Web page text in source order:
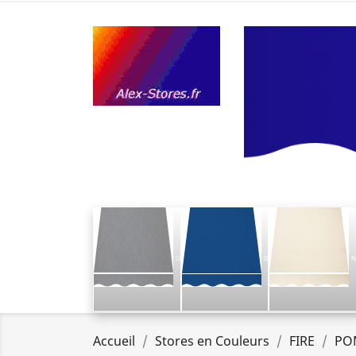
G B N
Accueil Stores en Couleurs FIRE